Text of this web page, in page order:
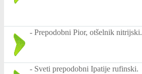
- Prepodobni Pior, otšelnik nitrijski.
- Sveti prepodobni Ipatije rufinski.